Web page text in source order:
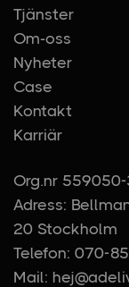
Tjänster
Om-oss
Nyheter
Case
Kontakt
Karriär
Org.nr
Adress:
20 Stockholm
Telefon: 070-
Mail: